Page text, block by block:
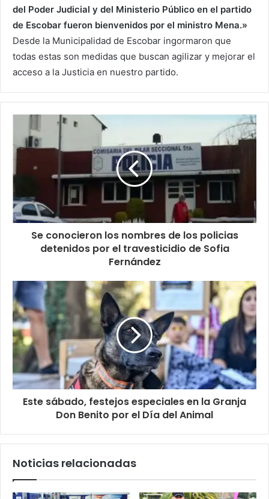
del Poder Judicial y del Ministerio Público en el partido
de Escobar fueron bienvenidos por el ministro Mena.»
Desde la Municipalidad de Escobar ingormaron que
todas estas son medidas que buscan agilizar y mejorar el
acceso a la Justicia en nuestro partido.
Se conocieron los nombres de los policias
detenidos por el travesticidio de Sofia
Fernández
Este sábado, festejos especiales en la Granja
Don Benito por el Día del Animal
Noticias relacionadas